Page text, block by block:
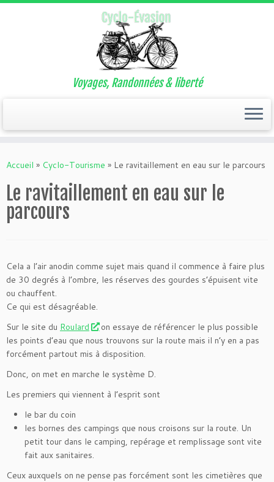
au
Voyages, Randonnées & liberté
Accueil » Cyclo-Tourisme » Le ravitaillement en eau sur le parcours
Le ravitaillement en eau sur le
parcours
Cela a l’air anodin comme sujet mais quand il commence à faire plus
de 30 degrés à l’ombre, les réserves des gourdes s’épuisent vite
ou chauffent.
Ce qui est désagréable.
Sur le site du Roulard
on essaye de référencer le plus possible
les points d’eau que nous trouvons sur la route mais il n’y en a pas
forcément partout mis à disposition.
Donc, on met en marche le système D.
Les premiers qui viennent à l’esprit sont
le bar du coin
les bornes des campings que nous croisons sur la route. Un
petit tour dans le camping, repérage et remplissage sont vite
fait aux sanitaires.
Ceux auxquels on ne pense pas forcément sont les cimetières que